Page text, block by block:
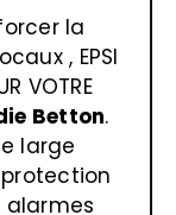
la
, EPSI
VOTRE
Betton.
large